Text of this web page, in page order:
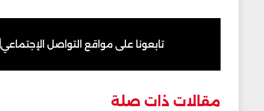
تابعونا على مواقع التواصل الإجتماعي
مقالات ذات صلة